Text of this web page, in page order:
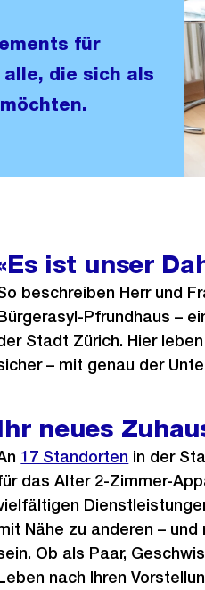
für
alle, die sich als
ist unser
beschreiben Herr und
Pfrundhaus –
Stadt Zürich. Hier
– mit genau der
neues
17 Standorten in der
das Alter 2-Zimmer-
Nähe zu anderen –
Ob als Paar,
nach Ihren